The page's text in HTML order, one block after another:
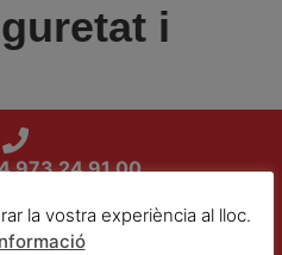
i
973 24 91 00
5-A. 25007 Lleida
la vostra experiència al lloc.